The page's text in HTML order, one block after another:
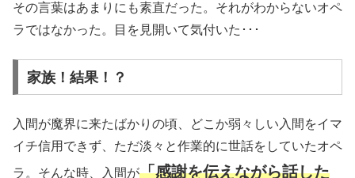
その言葉はあまりにも素直だった。それがわからないオペ
ラではなかった。目を見開いて気付いた･･･
家族！結果！？
入間が魔界に来たばかりの頃、どこか弱々しい入間をイマ
イチ信用できず、ただ淡々と作業的に世話をしていたオペ
ラ。そんな時、入間が「感謝を伝えながら話した